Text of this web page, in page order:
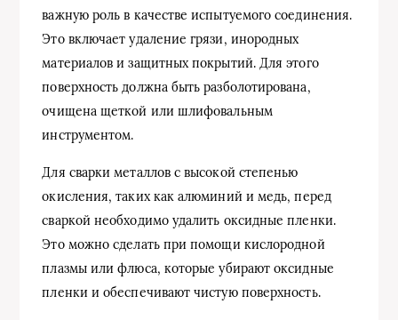
важную роль в качестве испытуемого соединения.
Это включает удаление грязи, инородных
материалов и защитных покрытий. Для этого
поверхность должна быть разболотирована,
очищена щеткой или шлифовальным
инструментом.
Для сварки металлов с высокой степенью
окисления, таких как алюминий и медь, перед
сваркой необходимо удалить оксидные пленки.
Это можно сделать при помощи кислородной
плазмы или флюса, которые убирают оксидные
пленки и обеспечивают чистую поверхность.